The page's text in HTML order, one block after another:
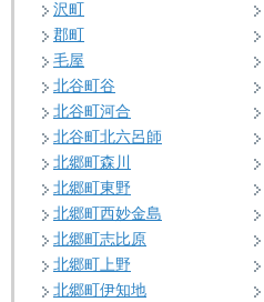
沢町
郡町
毛屋
北谷町谷
北谷町河合
北谷町北六呂師
北郷町森川
北郷町東野
北郷町西妙金島
北郷町志比原
北郷町上野
北郷町伊知地